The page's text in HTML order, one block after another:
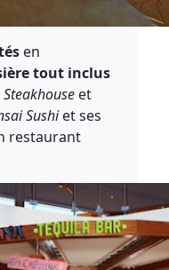
en
tout inclus
Steakhouse et
Sushiet ses
restaurant